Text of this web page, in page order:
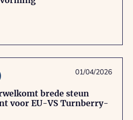
brede steun
voor EU-VS Turnberry-
01/04/2026